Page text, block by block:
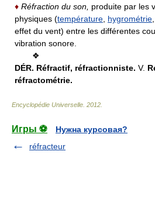
♦ Réfraction du son, produite par les
physiques (température, hygrométrie
effet du vent) entre les différentes
vibration sonore.
❖
DÉR. Réfractif, réfractionniste. V.
réfractométrie.
Encyclopédie Universelle 2012
Игры ⚽
Нужна курсовая?
réfracteur